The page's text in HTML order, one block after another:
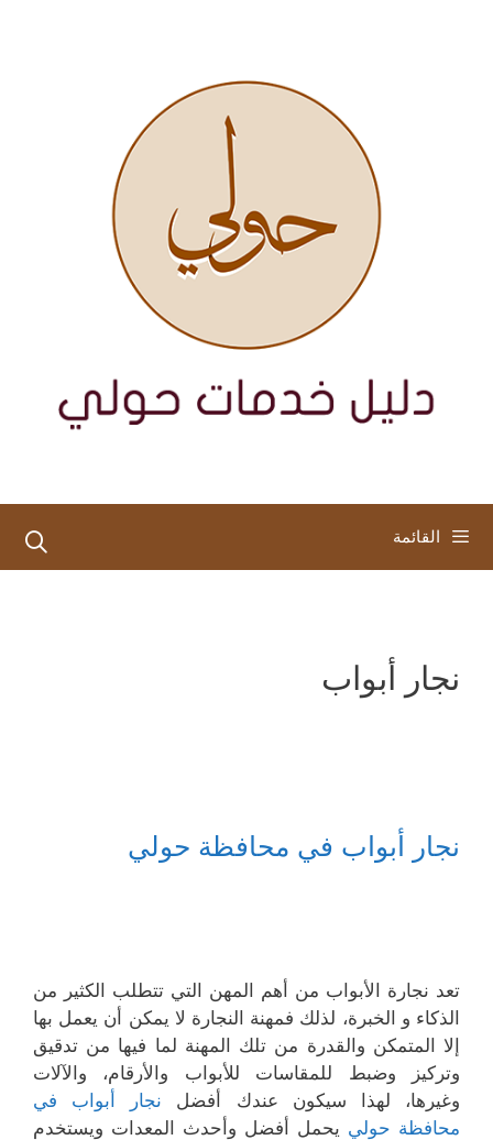
القائمة
نجار أبواب
نجار أبواب في محافظة حولي
تعد نجارة الأبواب من أهم المهن التي تتطلب الكثير من
الذكاء و الخبرة، لذلك فمهنة النجارة لا يمكن أن يعمل بها
إلا المتمكن والقدرة من تلك المهنة لما فيها من تدقيق
وتركيز وضبط للمقاسات للأبواب والأرقام، والآلات
وغيرها، لهذا سيكون عندك أفضل نجار أبواب في
محافظة حولي يحمل أفضل وأحدث المعدات ويستخدم